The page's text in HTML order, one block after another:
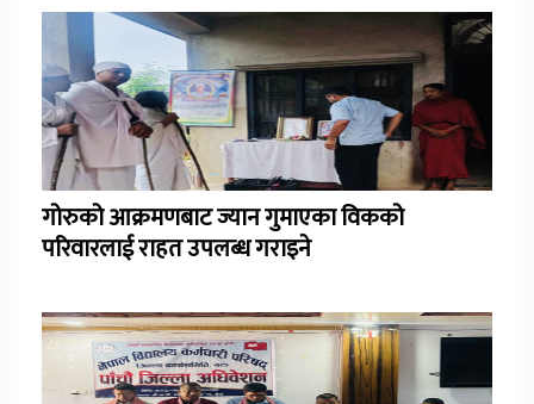
गोरुको आक्रमणबाट ज्यान गुमाएका विकको
परिवारलाई राहत उपलब्ध गराइने